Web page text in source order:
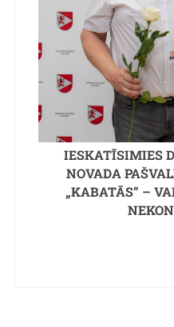
IESKATĪSIMIES
NOVADA
„KABATĀS” –